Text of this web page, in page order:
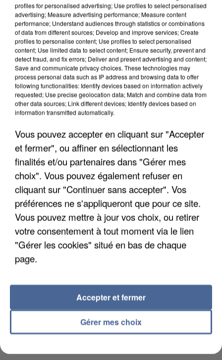
APRÈS TOUTES CES CANICULES, LES REFUGES
DE FAUNE SAUVAGE SONT...
L’UN DES FONDATEURS SUPPOSÉS DE LA DZ
MAFIA INTERPELLÉ EN ALGÉRIE
profiles for personalised advertising; Use profiles to select personalised
advertising; Measure advertising performance; Measure content
performance; Understand audiences through statistics or combinations
of data from different sources; Develop and improve services; Create
profiles to personalise content; Use profiles to select personalised
content; Use limited data to select content; Ensure security, prevent and
detect fraud, and fix errors; Deliver and present advertising and content;
Save and communicate privacy choices. These technologies may
process personal data such as IP address and browsing data to offer
following functionalities: Identify devices based on information actively
requested; Use precise geolocation data; Match and combine data from
other data sources; Link different devices; Identify devices based on
information transmitted automatically.
Vous pouvez accepter en cliquant sur "Accepter
et fermer", ou affiner en sélectionnant les
finalités et/ou partenaires dans "Gérer mes
choix". Vous pouvez également refuser en
cliquant sur "Continuer sans accepter". Vos
préférences ne s'appliqueront que pour ce site.
Vous pouvez mettre à jour vos choix, ou retirer
votre consentement à tout moment via le lien
"Gérer les cookies" situé en bas de chaque
page.
Gérer mes choix
Accepter et fermer